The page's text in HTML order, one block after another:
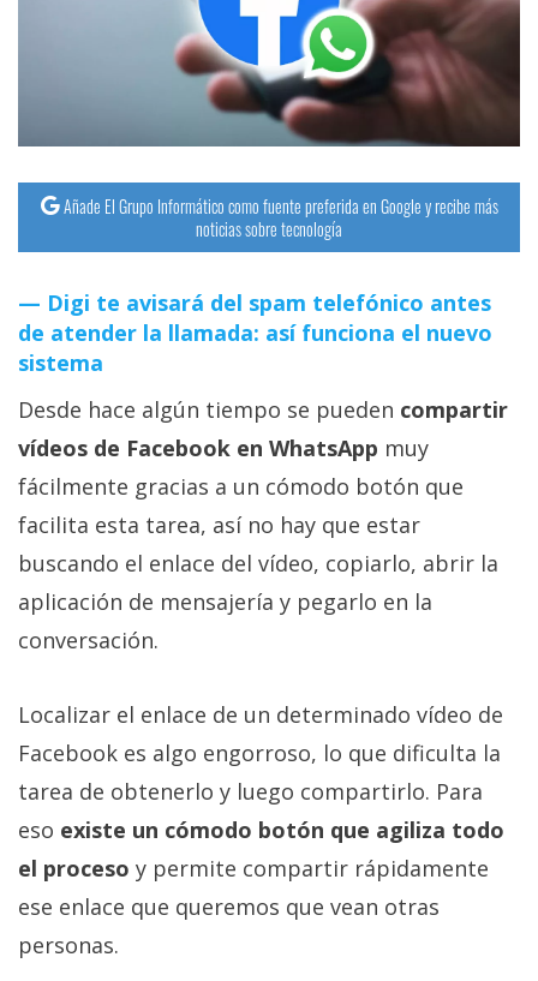
Trucos
y
Tutoriales
Sistemas
operativos
Profesional
+
Más
temas
Sorteos
Foros
Contacto
/
nosotros
/
Publicidad
Añade El Grupo Informático como fuente preferida en Google y recibe más
noticias sobre tecnología
Digi te avisará del spam telefónico antes
de atender la llamada: así funciona el nuevo
sistema
Desde hace algún tiempo se pueden compartir
vídeos de Facebook en WhatsApp muy
fácilmente gracias a un cómodo botón que
facilita esta tarea, así no hay que estar
buscando el enlace del vídeo, copiarlo, abrir la
aplicación de mensajería y pegarlo en la
conversación.
Localizar el enlace de un determinado vídeo de
Facebook es algo engorroso, lo que dificulta la
tarea de obtenerlo y luego compartirlo. Para
eso existe un cómodo botón que agiliza todo
el proceso y permite compartir rápidamente
ese enlace que queremos que vean otras
personas.